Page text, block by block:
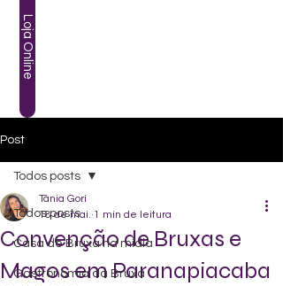
Loja Online
Post
Todos posts
Casa de Bruxa na mídia
Gastronomia da Bruxa
Todos posts
Convenção de Bruxas e
Magos em Paranapiacaba
Tânia Gori
18 de mai. 1 min de leitura